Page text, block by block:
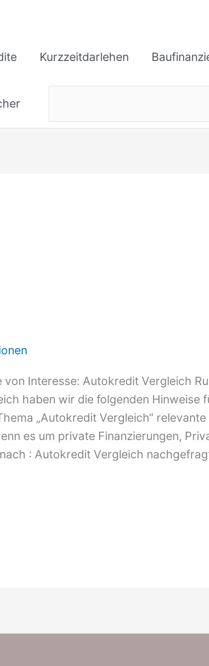
Kurzzeitdarlehen
Interesse: Autokredit Vergleich
haben wir die folgenden Hinweise
„Autokredit Vergleich“
es um private Finanzierungen,
: Autokredit Vergleich